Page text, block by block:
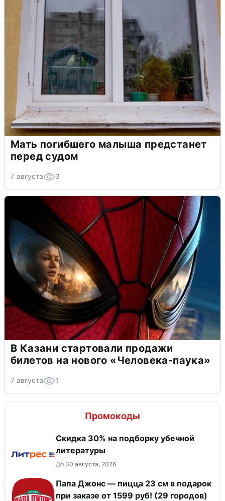
Мать погибшего малыша предстанет
перед судом
7 августа 3
В Казани стартовали продажи
билетов на нового «Человека-паука»
7 августа 1
Промокоды
Скидка 30% на подборку убечной
литературы
До 30 августа, 2026
Папа Джонс — пицца 23 см в подарок
при заказе от 1599 руб! (29 городов)